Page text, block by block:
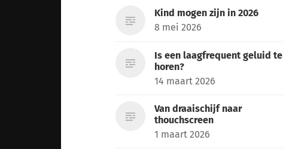
Kind mogen zijn in 2026
8 mei 2026
Is een laagfrequent geluid te
horen?
14 maart 2026
Van draaischijf naar
thouchscreen
1 maart 2026